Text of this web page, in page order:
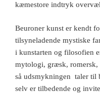
kæmestore indtryk
Beuroner kunst er kendt
tilsyneladende mystiske
i kunstarten og filosofien
mytologi, græsk,
så udsmykningen taler til
selv er tilbedende og